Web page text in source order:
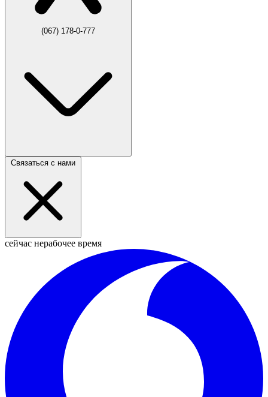
(067) 178-0-777
Связаться с нами
сейчас нерабочее время